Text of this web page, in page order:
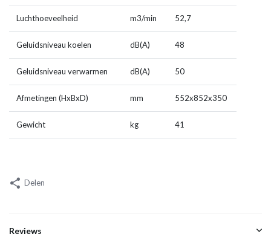
Luchthoeveelheid m3/min 52,7
Geluidsniveau koelen dB(A) 48
Geluidsniveau verwarmen dB(A) 50
Afmetingen (HxBxD) mm 552x852x350
Gewicht kg 41
Delen
Reviews